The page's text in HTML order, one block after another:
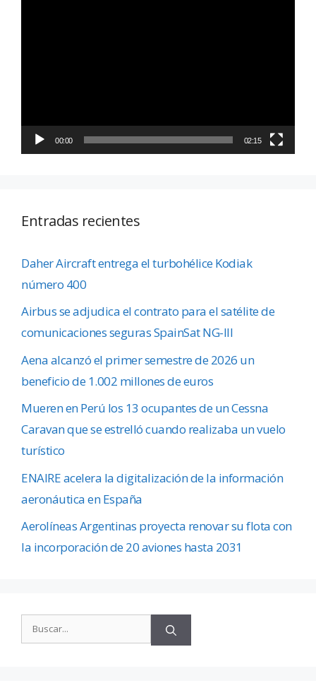
00:00 02:15
Entradas recientes
Daher Aircraft entrega el turbohélice Kodiak
número 400
Airbus se adjudica el contrato para el satélite de
comunicaciones seguras SpainSat NG-III
Aena alcanzó el primer semestre de 2026 un
beneficio de 1.002 millones de euros
Mueren en Perú los 13 ocupantes de un Cessna
Caravan que se estrelló cuando realizaba un vuelo
turístico
ENAIRE acelera la digitalización de la información
aeronáutica en España
Aerolíneas Argentinas proyecta renovar su flota con
la incorporación de 20 aviones hasta 2031